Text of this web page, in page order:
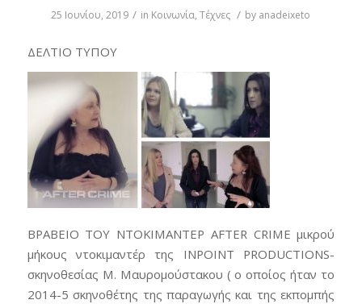
25 Ιουνίου, 2019 / in Κοινωνία,Τέχνες / by anadeixeto
ΔΕΛΤΙΟ ΤΥΠΟΥ
ΒΡΑΒΕΙΟ ΤΟΥ ΝΤΟΚΙΜΑΝΤΕΡ AFTER CRIME μικρού
μήκους ντοκιμαντέρ της INPOINT PRODUCTIONS-
σκηνοθεσίας Μ. Μαυρομούστακου ( ο οποίος ήταν το
2014-5 σκηνοθέτης της παραγωγής και της εκπομπής